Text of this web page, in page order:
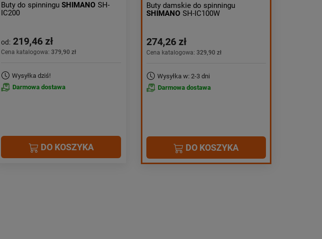
Buty do spinningu SHIMANO SH-
IC200
od:219,46 zł
Cena katalogowa: 379,90 zł
Wysyłka dziś!
Darmowa dostawa
DO KOSZYKA
Buty damskie do spinningu
SHIMANO SH-IC100W
274,26 zł
Cena katalogowa:329,90 zł
Wysyłka w: 2-3 dni
Darmowa dostawa
DO KOSZYKA